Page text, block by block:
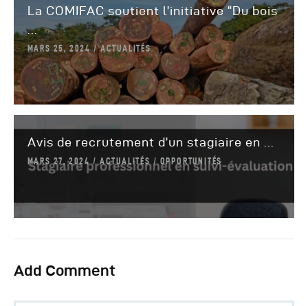
La COMIFAC soutient l’initiative “Du bois
...
MARS 25, 2024 ACTUALITÉS
Avis de recrutement d’un stagiaire en ...
MARS 27, 2024 ACTUALITÉS OPPORTUNITÉS
Add Comment